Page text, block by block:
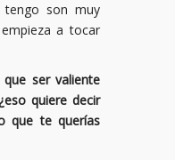
tengo son muy
a tocar
ser valiente
quiere decir
que te querías